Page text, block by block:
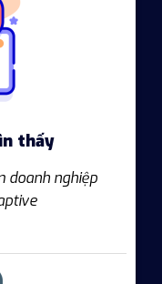
thấy
doanh nghiệp